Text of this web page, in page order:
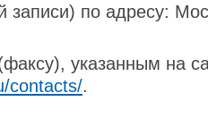
записи) по адресу:
указанным на
contacts/.